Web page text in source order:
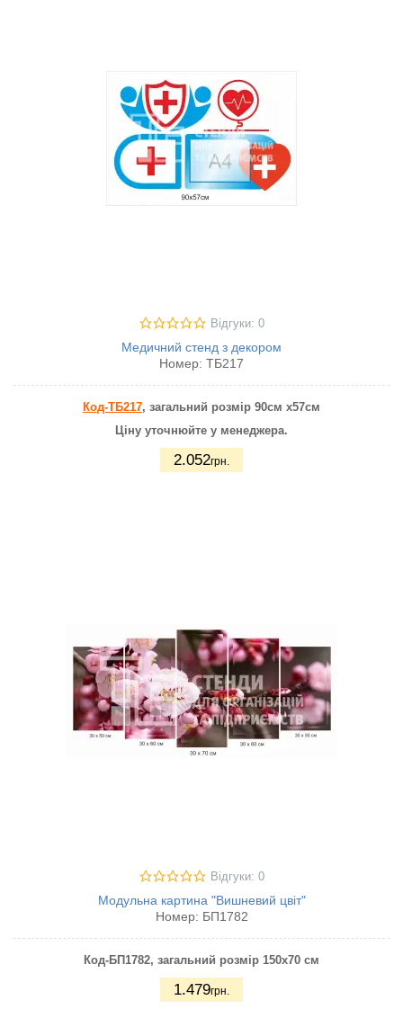
Відгуки: 0
Медичний стенд з декором
Номер: ТБ217
Код-ТБ217, загальний розмір 90см х57см
Ціну уточнюйте у менеджера.
2.052грн.
Відгуки: 0
Модульна картина "Вишневий цвіт"
Номер: БП1782
Код-БП1782, загальний розмір 150х70 см
1.479грн.